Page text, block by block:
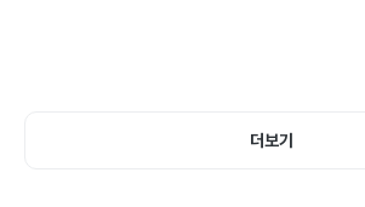
더보기